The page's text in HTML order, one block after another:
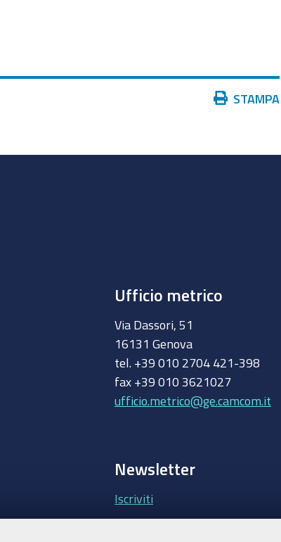
Azioni STAMPA
Ufficio metrico
Via Dassori, 51
16131 Genova
tel. +39 010 2704 421-398
fax +39 010 3621027
ufficio.metrico@ge.camcom.it
Newsletter
Iscriviti